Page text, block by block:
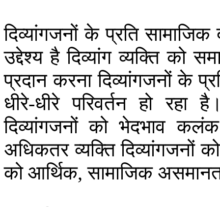
दिव्यांगजनों के प्रति सामाजिक
उद्देश्य है दिव्यांग व्यक्ति को
प्रदान करना दिव्यांगजनों के
धीरे-धीरे परिवर्तन हो रहा
दिव्यांगजनों को भेदभाव कलंक
अधिकतर व्यक्ति दिव्यांगजनों को
को आर्थिक,सामाजिक